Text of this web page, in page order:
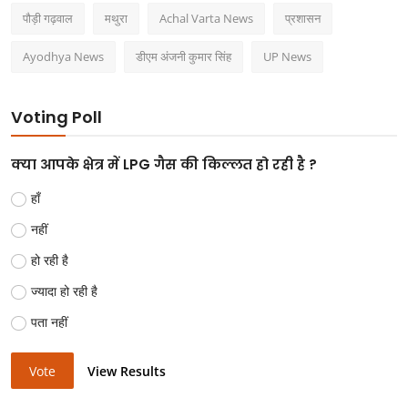
पौड़ी गढ़वाल मथुरा Achal Varta News प्रशासन
Ayodhya News डीएम अंजनी कुमार सिंह UP News
Voting Poll
क्या आपके क्षेत्र में LPG गैस की किल्लत हो रही है ?
हाँ
नहीं
हो रही है
ज्यादा हो रही है
पता नहीं
Vote View Results